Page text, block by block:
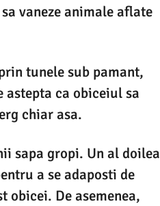
vaneze animale aflate
tunele sub pamant,
ca obiceiul sa
chiar asa.
sapa gropi. Un al doilea
a se adaposti de
obicei. De asemenea,